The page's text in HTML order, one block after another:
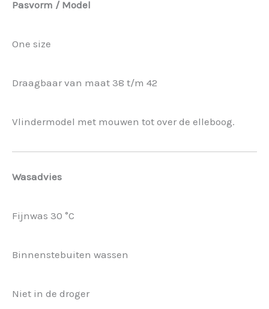
Pasvorm / Model
One size
Draagbaar van maat 38 t/m 42
Vlindermodel met mouwen tot over de elleboog.
Wasadvies
Fijnwas 30 °C
Binnenstebuiten wassen
Niet in de droger